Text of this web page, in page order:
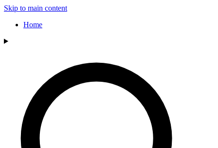
Skip to main content
Home